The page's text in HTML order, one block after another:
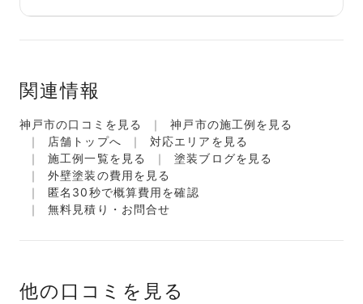
関連情報
神戸市の口コミを見る
神戸市の施工例を見る
店舗トップへ
対応エリアを見る
施工例一覧を見る
塗装ブログを見る
外壁塗装の費用を見る
匿名30秒で概算費用を確認
無料見積り・お問合せ
他の口コミを見る